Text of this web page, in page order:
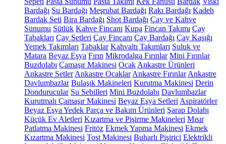
Bardağı Su Bardağı Meşrubat Bardağı Rakı Bardağı Kadeh
Bardak Seti Bira Bardağı Shot Bardağı Çay ve Kahve
Sunumu Sütlük Kahve Fincanı Kupa Fincan Takımı Çay
Tabakları Çay Setleri Çay Fincanı Çay Bardağı Çay Kaşığı
Yemek Takımları Tabaklar Kahvaltı Takımları Suluk ve
Matara Beyaz Eşya Fırın Mikrodalga Fırınlar Mini Fırınlar
Buzdolabı Çamaşır Makinesi Ocak Ankastre Ürünleri
Ankastre Setler Ankastre Ocaklar Ankastre Fırınlar Ankastre
Davlumbazlar Bulaşık Makineleri Kurutma Makinesi Derin
Dondurucular Su Sebilleri Mini Buzdolabı Davlumbazlar
Kurutmalı Çamaşır Makinesi Beyaz Eşya Setleri Aspiratörler
Beyaz Eşya Yedek Parça ve Bakım Ürünleri Şarap Dolabı
Küçük Ev Aletleri Kızartma ve Pişirme Makineleri Mısır
Patlatma Makinesi Fritöz Ekmek Yapma Makinesi Ekmek
Kızartma Makinesi Tost Makinesi Buharlı Pişirici Elektrikli